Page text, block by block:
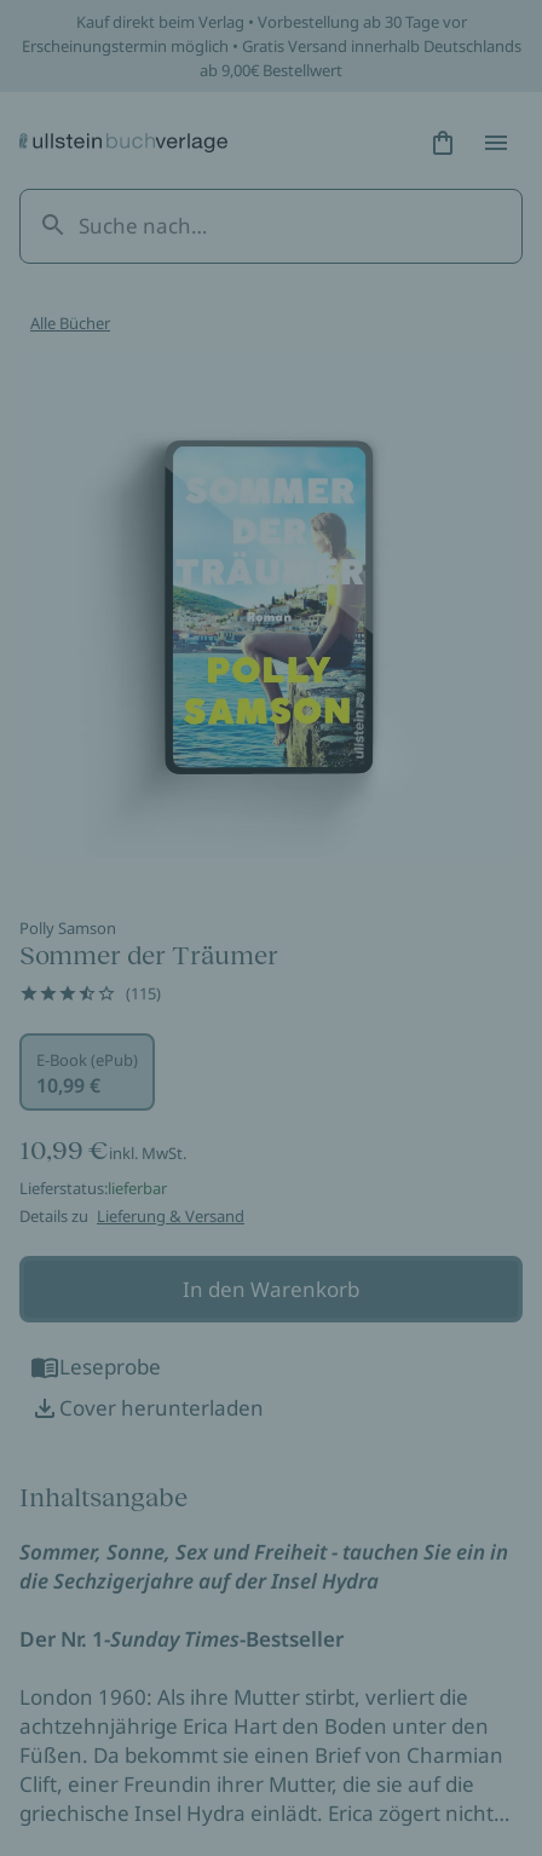
Kauf direkt beim Verlag • Vorbestellung ab 30 Tage vor
Erscheinungstermin möglich • Gratis Versand innerhalb Deutschlands
ab 9,00€ Bestellwert
Hidden
Alle Bücher
Polly Samson
Sommer der Träumer
(115)
E-Book (ePub)
10,99 €
10,99 €inkl. MwSt.
Lieferstatus:lieferbar
Details zu Lieferung & Versand
In den Warenkorb
Leseprobe
Cover herunterladen
Inhaltsangabe
Sommer, Sonne, Sex und Freiheit - tauchen Sie ein in
die Sechzigerjahre auf der Insel Hydra
Der Nr. 1-Sunday Times-Bestseller
London 1960: Als ihre Mutter stirbt, verliert die
achtzehnjährige Erica Hart den Boden unter den
Füßen. Da bekommt sie einen Brief von Charmian
Clift, einer Freundin ihrer Mutter, die sie auf die
griechische Insel Hydra einlädt. Erica zögert nicht